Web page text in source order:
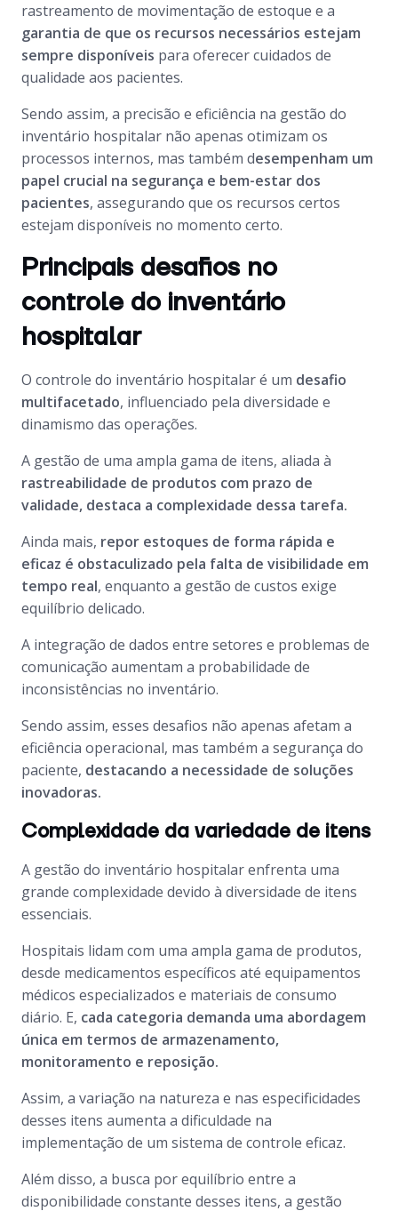
rastreamento de movimentação de estoque e a
garantia de que os recursos necessários estejam
sempre disponíveis para oferecer cuidados de
qualidade aos pacientes.
Sendo assim, a precisão e eficiência na gestão do
inventário hospitalar não apenas otimizam os
processos internos, mas também desempenham um
papel crucial na segurança e bem-estar dos
pacientes, assegurando que os recursos certos
estejam disponíveis no momento certo.
Principais desafios no
controle do inventário
hospitalar
O controle do inventário hospitalar é um desafio
multifacetado, influenciado pela diversidade e
dinamismo das operações.
A gestão de uma ampla gama de itens, aliada à
rastreabilidade de produtos com prazo de
validade, destaca a complexidade dessa tarefa.
Ainda mais, repor estoques de forma rápida e
eficaz é obstaculizado pela falta de visibilidade em
tempo real, enquanto a gestão de custos exige
equilíbrio delicado.
A integração de dados entre setores e problemas de
comunicação aumentam a probabilidade de
inconsistências no inventário.
Sendo assim, esses desafios não apenas afetam a
eficiência operacional, mas também a segurança do
paciente, destacando a necessidade de soluções
inovadoras.
Complexidade da variedade de itens
A gestão do inventário hospitalar enfrenta uma
grande complexidade devido à diversidade de itens
essenciais.
Hospitais lidam com uma ampla gama de produtos,
desde medicamentos específicos até equipamentos
médicos especializados e materiais de consumo
diário. E, cada categoria demanda uma abordagem
única em termos de armazenamento,
monitoramento e reposição.
Assim, a variação na natureza e nas especificidades
desses itens aumenta a dificuldade na
implementação de um sistema de controle eficaz.
Além disso, a busca por equilíbrio entre a
disponibilidade constante desses itens, a gestão